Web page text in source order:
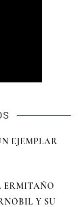
EJEMPLAR
ERMITAÑO
Y SU